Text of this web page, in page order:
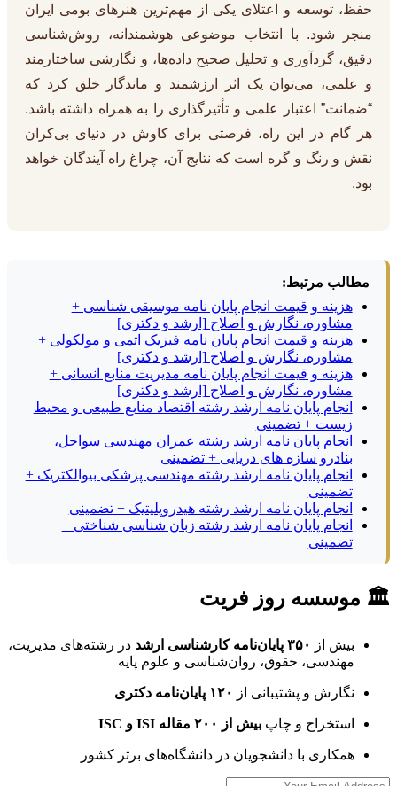
حفظ، توسعه و اعتلای یکی از مهم‌ترین هنرهای بومی ایران
منجر شود. با انتخاب موضوعی هوشمندانه، روش‌شناسی
دقیق، گردآوری و تحلیل صحیح داده‌ها، و نگارشی ساختارمند
و علمی، می‌توان یک اثر ارزشمند و ماندگار خلق کرد که
“ضمانت” اعتبار علمی و تأثیرگذاری را به همراه داشته باشد.
هر گام در این راه، فرصتی برای کاوش در دنیای بی‌کران
نقش و رنگ و گره است که نتایج آن، چراغ راه آیندگان خواهد
بود.
مطالب مرتبط:
هزینه و قیمت انجام پایان نامه موسیقی شناسی +
مشاوره، نگارش و اصلاح [ارشد و دکتری]
هزینه و قیمت انجام پایان نامه فیزیک اتمی و مولکولی +
مشاوره، نگارش و اصلاح [ارشد و دکتری]
هزینه و قیمت انجام پایان نامه مدیریت منابع انسانی +
مشاوره، نگارش و اصلاح [ارشد و دکتری]
انجام پایان نامه ارشد رشته اقتصاد منابع طبیعی و محیط
زیست + تضمینی
انجام پایان نامه ارشد رشته عمران مهندسی سواحل،
بنادرو سازه های دریایی + تضمینی
انجام پایان نامه ارشد رشته مهندسی پزشکی بیوالکتریک +
تضمینی
انجام پایان نامه ارشد رشته هیدروپلیتیک + تضمینی
انجام پایان نامه ارشد رشته زبان شناسی شناختی +
تضمینی
🏛 موسسه روز فریت
بیش از ۳۵۰ پایان‌نامه کارشناسی ارشد
در رشته‌های مدیریت،
مهندسی، حقوق، روان‌شناسی و علوم پایه
نگارش و پشتیبانی از ۱۲۰ پایان‌نامه دکتری
استخراج و چاپ بیش از ۲۰۰ مقاله ISI و ISC
همکاری با دانشجویان در دانشگاه‌های برتر کشور